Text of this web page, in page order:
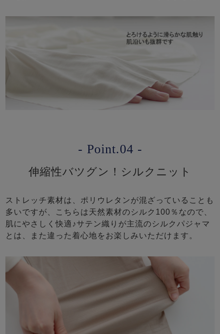
- Point.04 -
伸縮性バツグン！シルクニット
ストレッチ素材は、ポリウレタンが混ざっていることも
多いですが、こちらは天然素材のシルク100％なので、
肌にやさしく快適♪サテン織りが主流のシルクパジャマ
とは、また違った着心地をお楽しみいただけます。